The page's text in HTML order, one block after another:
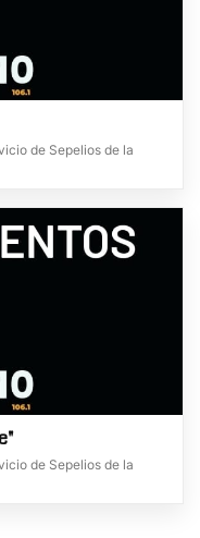
de Sepelios de la
de Sepelios de la